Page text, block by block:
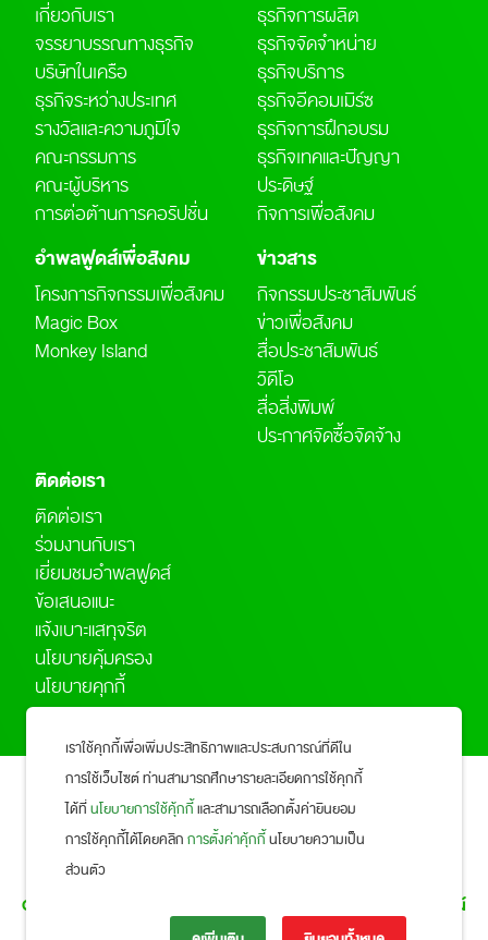
เกี่ยวกับเรา
จรรยาบรรณทางธุรกิจ
บริษัทในเครือ
ธุรกิจระหว่างประเทศ
รางวัลและความภูมิใจ
คณะกรรมการ
คณะผู้บริหาร
การต่อต้านการคอรัปชั่น
ธุรกิจการผลิต
ธุรกิจจัดจำหน่าย
ธุรกิจบริการ
ธุรกิจอีคอมเมิร์ซ
ธุรกิจการฝึกอบรม
ธุรกิจเทคและปัญญา
ประดิษฐ์
กิจการเพื่อสังคม
อำพลฟูดส์เพื่อสังคม
โครงการกิจกรรมเพื่อสังคม
Magic Box
Monkey Island
ข่าวสาร
กิจกรรมประชาสัมพันธ์
ข่าวเพื่อสังคม
สื่อประชาสัมพันธ์
วิดีโอ
สื่อสิ่งพิมพ์
ประกาศจัดซื้อจัดจ้าง
ติดต่อเรา
ติดต่อเรา
ร่วมงานกับเรา
เยี่ยมชมอำพลฟูดส์
ข้อเสนอแนะ
แจ้งเบาะแสทุจริต
นโยบายคุ้มครอง
นโยบายคุกกี้
Office 123 AMPOLFOOD HQ 123 ถนนสวนผัก แขวงศาลาธรรมสพน์
เขตทวีวัฒนา กรุงเทพมหานคร 10170
เราใช้คุกกี้เพื่อเพิ่มประสิทธิภาพและประสบการณ์ที่ดีใน
การใช้เว็บไซต์ ท่านสามารถศึกษารายละเอียดการใช้คุกกี้
ได้ที่นโยบายการใช้คุ้กกี้และสามารถเลือกตั้งค่ายินยอม
การใช้คุกกี้ได้โดยคลิก การตั้งค่าคุ้กกี้นโยบายความเป็น
ส่วนตัว